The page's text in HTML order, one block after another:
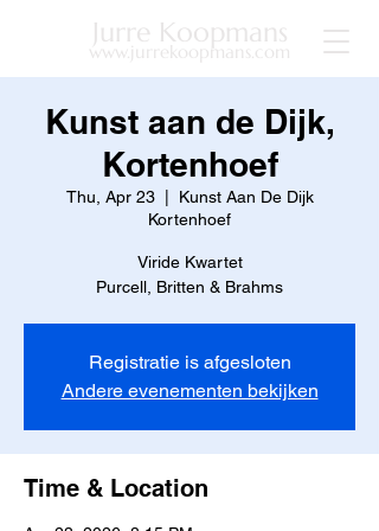
Jurre Koopmans
www.jurrekoopmans.com
Kunst aan de Dijk,
Kortenhoef
Thu, Apr 23
  |
Kunst Aan De Dijk
Kortenhoef
Viride Kwartet
Purcell, Britten & Brahms
Registratie is afgesloten
Andere evenementen bekijken
Time & Location